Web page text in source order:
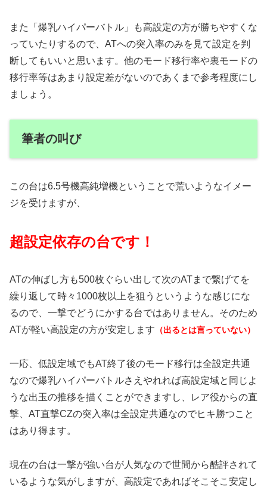
また「爆乳ハイパーバトル」も高設定の方が勝ちやすくな
っていたりするので、ATへの突入率のみを見て設定を判
断してもいいと思います。他のモード移行率や裏モードの
移行率等はあまり設定差がないのであくまで参考程度にし
ましょう。
筆者の叫び
この台は6.5号機高純増機ということで荒いようなイメー
ジを受けますが、
超設定依存の台です！
ATの伸ばし方も500枚ぐらい出して次のATまで繋げてを
繰り返して時々1000枚以上を狙うというような感じにな
るので、一撃でどうにかする台ではありません。そのため
ATが軽い高設定の方が安定します （出るとは言っていない）
一応、低設定域でもAT終了後のモード移行は全設定共通
なので爆乳ハイパーバトルさえやれれば高設定域と同じよ
うな出玉の推移を描くことができますし、レア役からの直
撃、AT直撃CZの突入率は全設定共通なのでヒキ勝つこと
はあり得ます。
現在の台は一撃が強い台が人気なので世間から酷評されて
いるような気がしますが、高設定であればそこそこ安定し